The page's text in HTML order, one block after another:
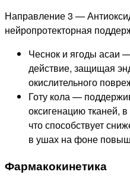
Направление 3 —
нейропротекторная
Чеснок и ягоды асаи
действие, защищая
окислительного
Готу кола —
оксигенацию тканей,
что способствует
в ушах на фоне
Фармакокинетика